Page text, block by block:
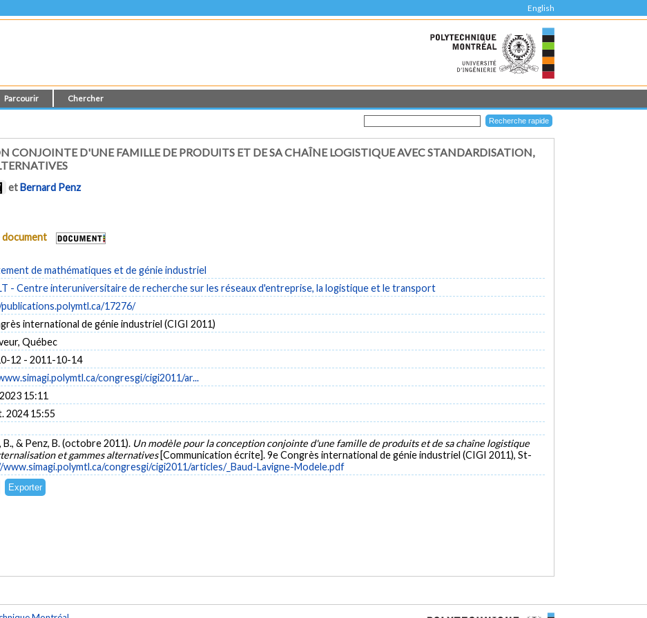
English
Parcourir Chercher
CONJOINTE D'UNE FAMILLE DE PRODUITS ET DE SA CHAÎNE LOGISTIQUE AVEC STANDARDISATION,
etBernard Penz
document
de mathématiques et de génie industriel
- Centre interuniversitaire de recherche sur les réseaux d'entreprise, la logistique et le transport
17276/
international de génie industriel (CIGI 2011)
Québec
12 - 2011-10-14
congresgi/cigi2011/ar...
15:11
2024 15:55
B., & Penz, B. (octobre 2011). Un modèle pour la conception conjointe d'une famille de produits et de sa chaîne logistique
et gammes alternatives [Communication écrite]. 9e Congrès international de génie industriel (CIGI 2011), St-
congresgi/cigi2011/articles/_Baud-Lavigne-Modele.pdf